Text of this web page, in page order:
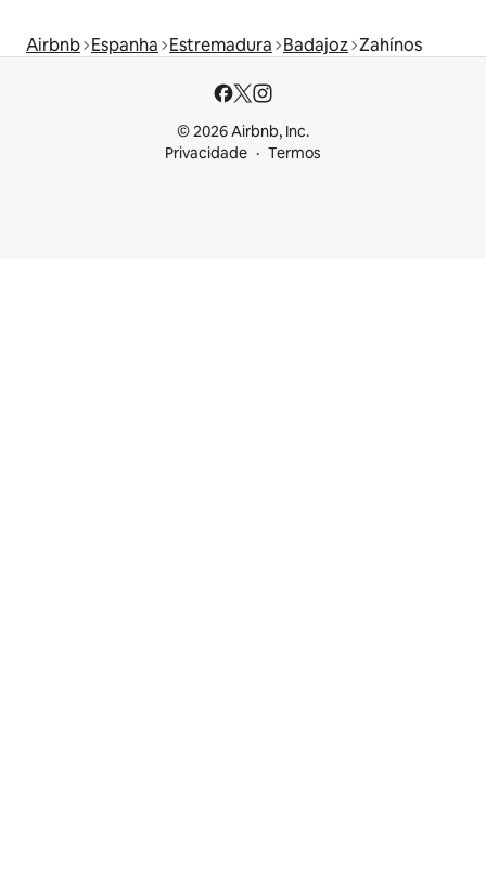
Airbnb Espanha Estremadura Badajoz Zahínos
© 2026 Airbnb, Inc.
Privacidade
Termos